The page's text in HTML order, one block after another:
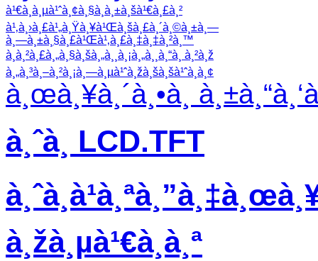
à¹€à¸à¸µà¹ˆà¸¢à¸§à¸à¸±à¸šà¹€à¸£à¸²
à¹‚à¸›à¸£à¹„à¸Ÿà¸¥à¹Œà¸šà¸£à¸´à¸©à¸±à¸—
à¸—à¸±à¸§à¸£à¹Œà¹‚à¸£à¸‡à¸‡à¸²à¸™
à¸à¸²à¸£à¸„à¸§à¸šà¸„à¸¸à¸¡à¸„à¸¸à¸“à¸ à¸²à¸ž
à¸„à¸³à¸–à¸²à¸¡à¸—à¸µà¹ˆà¸žà¸šà¸šà¹ˆà¸­à¸¢
à¸œà¸¥à¸´à¸•à¸
à¸ˆà¸­ LCD.TFT
à¸žà¸µà¹€à¸­à¸ª